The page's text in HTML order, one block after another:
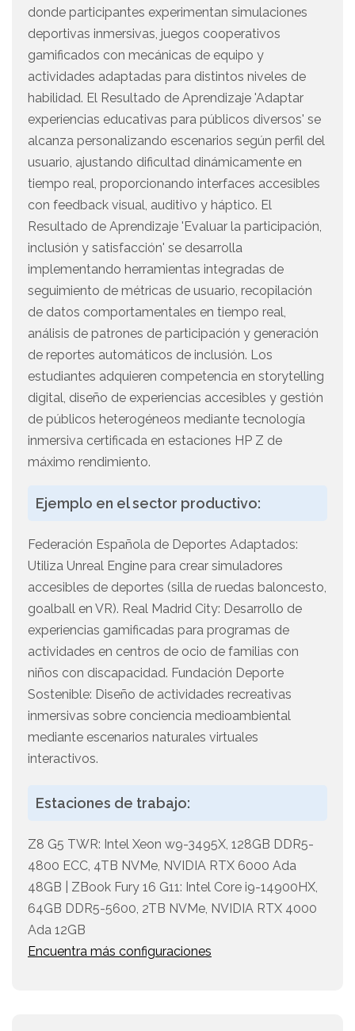
donde participantes experimentan simulaciones
deportivas inmersivas, juegos cooperativos
gamificados con mecánicas de equipo y
actividades adaptadas para distintos niveles de
habilidad. El Resultado de Aprendizaje 'Adaptar
experiencias educativas para públicos diversos' se
alcanza personalizando escenarios según perfil del
usuario, ajustando dificultad dinámicamente en
tiempo real, proporcionando interfaces accesibles
con feedback visual, auditivo y háptico. El
Resultado de Aprendizaje 'Evaluar la participación,
inclusión y satisfacción' se desarrolla
implementando herramientas integradas de
seguimiento de métricas de usuario, recopilación
de datos comportamentales en tiempo real,
análisis de patrones de participación y generación
de reportes automáticos de inclusión. Los
estudiantes adquieren competencia en storytelling
digital, diseño de experiencias accesibles y gestión
de públicos heterogéneos mediante tecnología
inmersiva certificada en estaciones HP Z de
máximo rendimiento.
Ejemplo en el sector productivo:
Federación Española de Deportes Adaptados:
Utiliza Unreal Engine para crear simuladores
accesibles de deportes (silla de ruedas baloncesto,
goalball en VR). Real Madrid City: Desarrollo de
experiencias gamificadas para programas de
actividades en centros de ocio de familias con
niños con discapacidad. Fundación Deporte
Sostenible: Diseño de actividades recreativas
inmersivas sobre conciencia medioambiental
mediante escenarios naturales virtuales
interactivos.
Estaciones de trabajo:
Z8 G5 TWR: Intel Xeon w9-3495X, 128GB DDR5-
4800 ECC, 4TB NVMe, NVIDIA RTX 6000 Ada
48GB | ZBook Fury 16 G11: Intel Core i9-14900HX,
64GB DDR5-5600, 2TB NVMe, NVIDIA RTX 4000
Ada 12GB
Encuentra más configuraciones